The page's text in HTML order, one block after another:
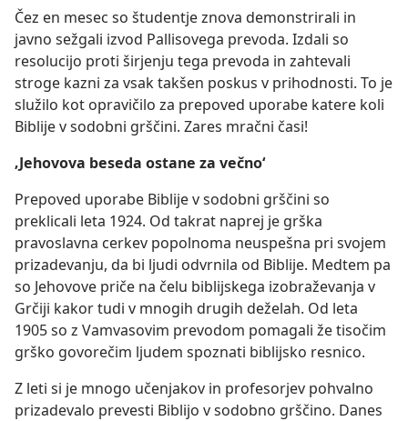
Čez en mesec so študentje znova demonstrirali in
javno sežgali izvod Pallisovega prevoda. Izdali so
resolucijo proti širjenju tega prevoda in zahtevali
stroge kazni za vsak takšen poskus v prihodnosti. To je
služilo kot opravičilo za prepoved uporabe katere koli
Biblije v sodobni grščini. Zares mračni časi!
‚Jehovova beseda ostane za večno‘
Prepoved uporabe Biblije v sodobni grščini so
preklicali leta 1924. Od takrat naprej je grška
pravoslavna cerkev popolnoma neuspešna pri svojem
prizadevanju, da bi ljudi odvrnila od Biblije. Medtem pa
so Jehovove priče na čelu biblijskega izobraževanja v
Grčiji kakor tudi v mnogih drugih deželah. Od leta
1905 so z Vamvasovim prevodom pomagali že tisočim
grško govorečim ljudem spoznati biblijsko resnico.
Z leti si je mnogo učenjakov in profesorjev pohvalno
prizadevalo prevesti Biblijo v sodobno grščino. Danes